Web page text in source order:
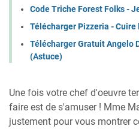
Code Triche Forest Folks -
Télécharger Pizzeria - Cuire
Télécharger Gratuit Angelo
(Astuce)
Une fois votre chef d'oeuvre
faire est de s'amuser ! Mme
justement pour vous montrer